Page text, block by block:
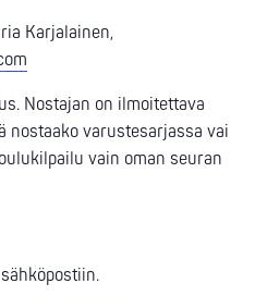
Karjalainen,
Nostajan on ilmoitettava
varustesarjassa vai
vain oman seuran